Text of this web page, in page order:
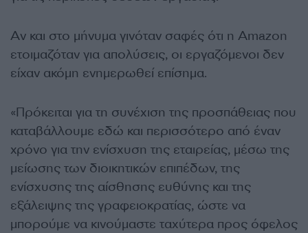
Αν και στο μήνυμα γινόταν σαφές ότι η Amazon
ετοιμαζόταν για απολύσεις, οι εργαζόμενοι δεν
είχαν ακόμη ενημερωθεί επίσημα.
«Πρόκειται για τη συνέχιση της προσπάθειας που
καταβάλλουμε εδώ και περισσότερο από έναν
χρόνο για την ενίσχυση της εταιρείας, μέσω της
μείωσης των διοικητικών επιπέδων, της
ενίσχυσης της αίσθησης ευθύνης και της
εξάλειψης της γραφειοκρατίας, ώστε να
μπορούμε να κινούμαστε ταχύτερα προς όφελος